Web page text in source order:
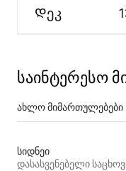
Დეკ
საინტერესო
ახლო მიმართულებები
სიდნეი